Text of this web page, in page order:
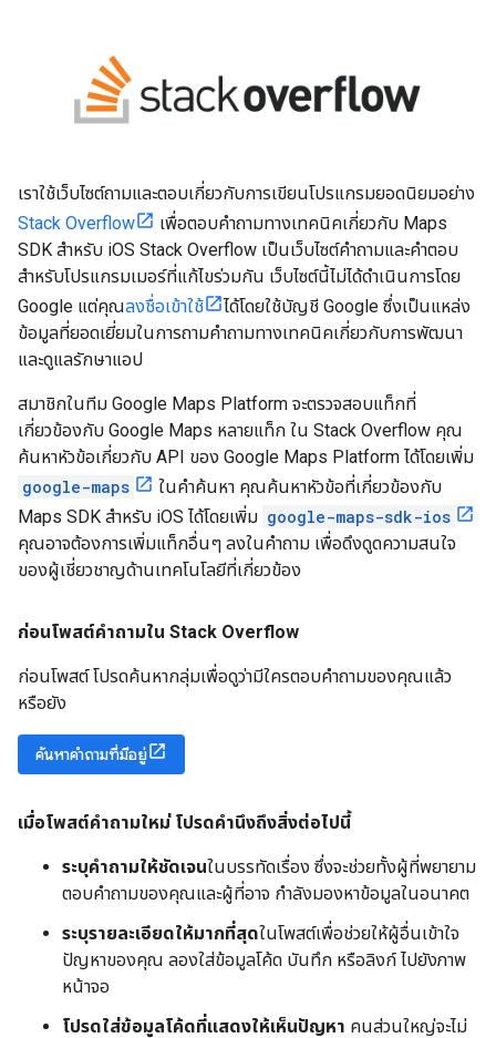
เราใช้เว็บไซต์ถามและตอบเกี่ยวกับการเขียนโปรแกรมยอดนิยมอย่าง
Stack Overflow
เพื่อตอบคำถามทางเทคนิคเกี่ยวกับ Maps
SDK สำหรับ iOS Stack Overflow เป็นเว็บไซต์คำถามและคำตอบ
สำหรับโปรแกรมเมอร์ที่แก้ไขร่วมกัน เว็บไซต์นี้ไม่ได้ดำเนินการโดย
Google แต่คุณลงชื่อเข้าใช้
ได้โดยใช้บัญชี Google ซึ่งเป็นแหล่ง
ข้อมูลที่ยอดเยี่ยมในการถามคำถามทางเทคนิคเกี่ยวกับการพัฒนา
และดูแลรักษาแอป
สมาชิกในทีม Google Maps Platform จะตรวจสอบแท็กที่
เกี่ยวข้องกับ Google Maps หลายแท็ก ใน Stack Overflow คุณ
ค้นหาหัวข้อเกี่ยวกับ API ของ Google Maps Platform ได้โดยเพิ่ม
google-maps
ในคำค้นหา คุณค้นหาหัวข้อที่เกี่ยวข้องกับ
Maps SDK สำหรับ iOS ได้โดยเพิ่ม google-maps-sdk-ios
คุณอาจต้องการเพิ่มแท็กอื่นๆ ลงในคำถาม เพื่อดึงดูดความสนใจ
ของผู้เชี่ยวชาญด้านเทคโนโลยีที่เกี่ยวข้อง
ก่อนโพสต์คำถามใน Stack Overflow
ก่อนโพสต์ โปรดค้นหากลุ่มเพื่อดูว่ามีใครตอบคำถามของคุณแล้ว
หรือยัง
ค้นหาคำถามที่มีอยู่
เมื่อโพสต์คำถามใหม่ โปรดคำนึงถึงสิ่งต่อไปนี้
ระบุคำถามให้ชัดเจนในบรรทัดเรื่อง ซึ่งจะช่วยทั้งผู้ที่พยายาม
ตอบคำถามของคุณและผู้ที่อาจ กำลังมองหาข้อมูลในอนาคต
ระบุรายละเอียดให้มากที่สุดในโพสต์เพื่อช่วยให้ผู้อื่นเข้าใจ
ปัญหาของคุณ ลองใส่ข้อมูลโค้ด บันทึก หรือลิงก์ ไปยังภาพ
หน้าจอ
โปรดใส่ข้อมูลโค้ดที่แสดงให้เห็นปัญหา คนส่วนใหญ่จะไม่